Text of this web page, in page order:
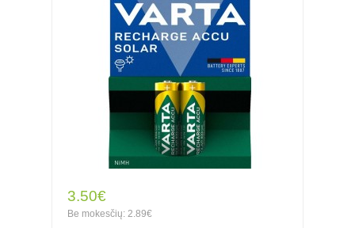
3.50€
Be mokesčių: 2.89€